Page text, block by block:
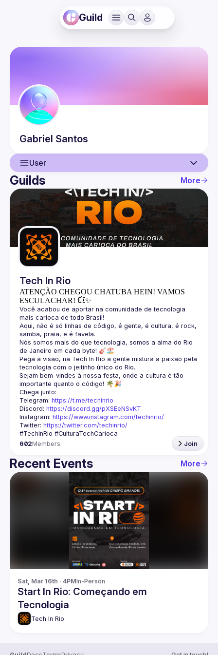
Guild
Gabriel Santos
User
User
Events
Guilds
Guilds More
Tech In Rio
ATENÇÃO CHEGOU CHATUBA HEIN! VAMOS
ESCULACHAR! 💥✨
Você acabou de aportar na comunidade de tecnologia
Aqui, não é só linhas de código, é gente, é cultura, é rock,
Nós somos mais do que tecnologia, somos a alma do Rio
Pega a visão, na Tech In Rio a gente mistura a paixão pela
Sejam bem-vindes à nossa festa, onde a cultura é tão
Telegram: https://t.me/techinrio
Discord: https://discord.gg/pXSEeNSvKT
Instagram: https://www.instagram.com/techinrio/
Twitter: https://twitter.com/techinrio/
602Members Join
Recent Events More
Sat, Mar 16th · 4PMIn-Person
Start In Rio: Começando em
Tecnologia
Tech In Rio